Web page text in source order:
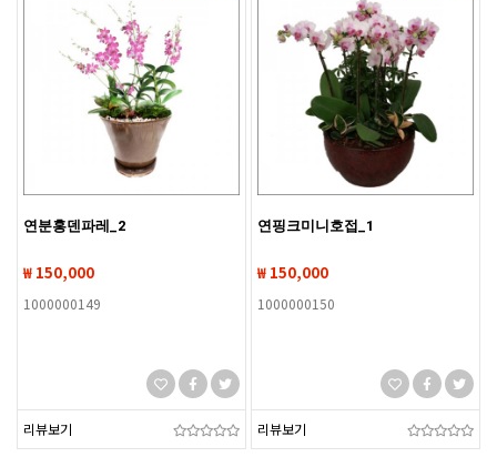
연분홍덴파레_2
₩ 150,000
1000000149
리뷰보기
연핑크미니호접_1
₩ 150,000
1000000150
리뷰보기